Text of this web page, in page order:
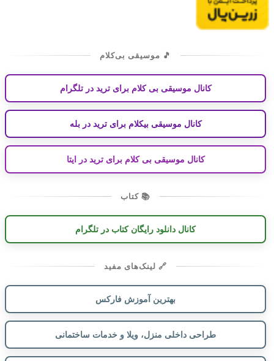
🎵 موسیقی بی‌کلام
کانال موسیقی بی کلام برای ترید در تلگرام
کانال موسیقی بیکلام برای ترید در بله
کانال موسیقی بی کلام برای ترید در ایتا
📚 کتاب
کانال دانلود رایگان کتاب در تلگرام
🔗 لینک‌های مفید
بهترین آموزش فارکس
طراحی داخلی منزل، ویلا و خدمات ساختمانی